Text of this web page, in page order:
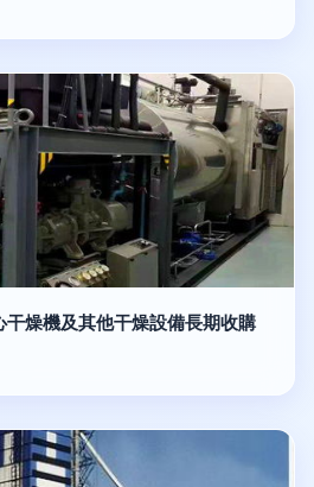
燥機及其他干燥設備長期收購